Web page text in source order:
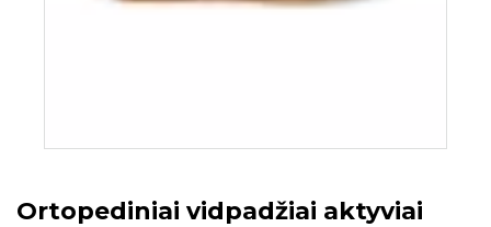
Ortopediniai vidpadžiai aktyviai